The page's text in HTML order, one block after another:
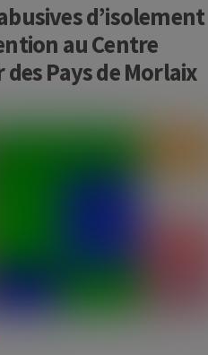
d’isolement
au Centre
Pays de Morlaix